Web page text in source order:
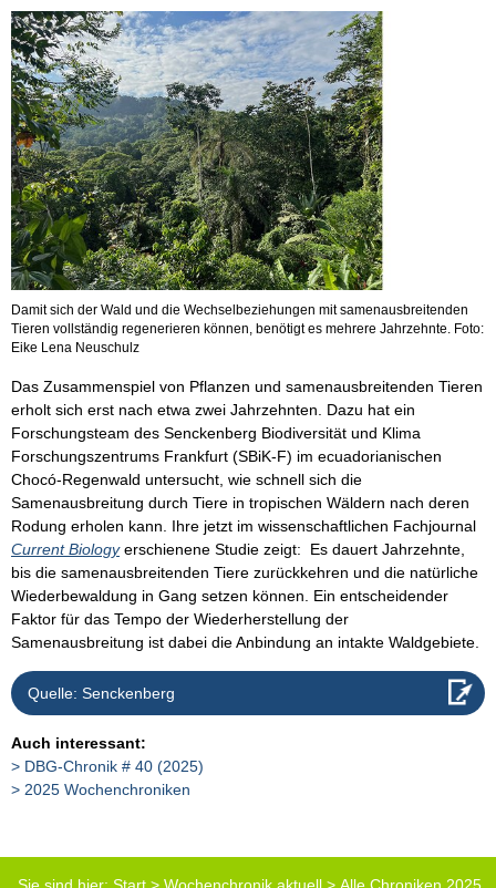
Damit sich der Wald und die Wechselbeziehungen mit samenausbreitenden
Tieren vollständig regenerieren können, benötigt es mehrere Jahrzehnte. Foto:
Eike Lena Neuschulz
Das Zusammenspiel von Pflanzen und samenausbreitenden Tieren
erholt sich erst nach etwa zwei Jahrzehnten. Dazu hat ein
Forschungsteam des Senckenberg Biodiversität und Klima
Forschungszentrums Frankfurt (SBiK-F) im ecuadorianischen
Chocó-Regenwald untersucht, wie schnell sich die
Samenausbreitung durch Tiere in tropischen Wäldern nach deren
Rodung erholen kann. Ihre jetzt im wissenschaftlichen Fachjournal
Current Biologyerschienene Studie zeigt: Es dauert Jahrzehnte,
bis die samenausbreitenden Tiere zurückkehren und die natürliche
Wiederbewaldung in Gang setzen können. Ein entscheidender
Faktor für das Tempo der Wiederherstellung der
Samenausbreitung ist dabei die Anbindung an intakte Waldgebiete.
Quelle: Senckenberg
Auch interessant:
DBG-Chronik # 40 (2025)
2025 Wochenchroniken
Sie sind hier: Start > Wochenchronik aktuell > Alle Chroniken 2025